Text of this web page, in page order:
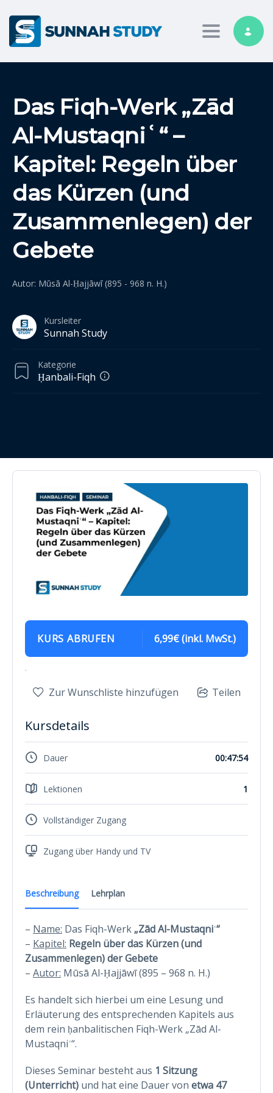
Toggle
Das Fiqh-Werk „Zād
Al-Mustaqniʿ“ –
Kapitel: Regeln über
das Kürzen (und
Zusammenlegen) der
Gebete
Autor: Mūsā Al-Ḥajjāwī (895 - 968 n. H.)
Kursleiter
Sunnah Study
Kategorie
Ḥanbali-Fiqh
Beschreibung Lehrplan
– Name: Das Fiqh-Werk „Zād Al-Mustaqniʿ“
– Kapitel: Regeln über das Kürzen (und
Zusammenlegen) der Gebete
– Autor: Mūsā Al-Ḥajjāwī (895 – 968 n. H.)
Es handelt sich hierbei um eine Lesung und
Erläuterung des entsprechenden Kapitels aus
dem rein ḥanbalitischen Fiqh-Werk „Zād Al-
Mustaqniʿ“.
Dieses Seminar besteht aus 1 Sitzung
(Unterricht) und hat eine Dauer von etwa 47
KURS ABRUFEN 6,99€ (inkl. MwSt.)
.
Zur Wunschliste hinzufügen Teilen
Kursdetails
Dauer 00:47:54
Lektionen 1
Vollständiger Zugang
Zugang über Handy und TV